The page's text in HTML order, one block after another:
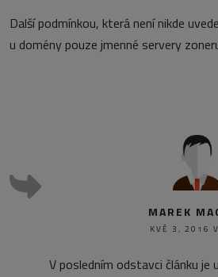
Další podmínkou, která není nikde
u domény pouze jmenné servery
MAREK
KVĚ 3, 2016
V posledním odstavci článku je